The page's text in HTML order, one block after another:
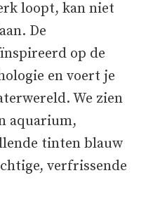
loopt, kan niet
De
op de
en voert je
We zien
aquarium,
tinten blauw
verfrissende